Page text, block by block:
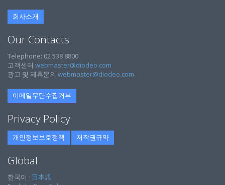
회사소개
Our Contacts
Telephone: 02 538 8800
고객센터 webmaster@diodeo.com
광고 및 제휴문의 webmaster@diodeo.com
이메일무단수집거부
Privacy Policy
개인정보보호정책 저작권규약
Global
한국어 · 日本語